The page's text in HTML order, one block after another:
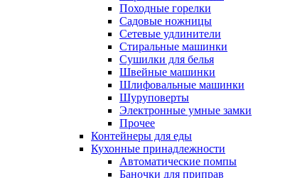
Походные горелки
Садовые ножницы
Сетевые удлинители
Стиральные машинки
Сушилки для белья
Швейные машинки
Шлифовальные машинки
Шуруповерты
Электронные умные замки
Прочее
Контейнеры для еды
Кухонные принадлежности
Автоматические помпы
Баночки для приправ